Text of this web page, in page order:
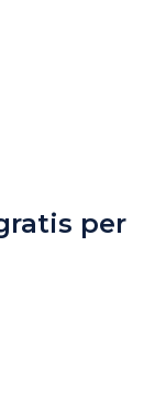
per